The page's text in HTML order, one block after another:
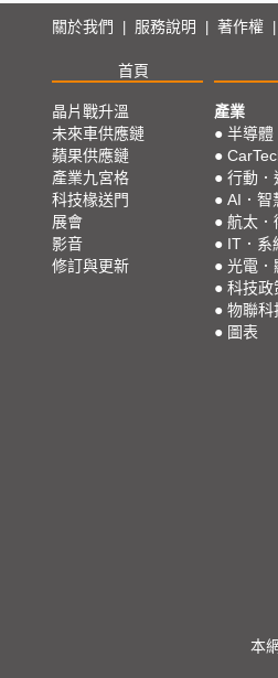
關於我們 服務說明 著作權
首頁
晶片戰升溫
未來車供應鏈
蘋果供應鏈
產業九宮格
科技椽送門
展會
影音
修訂與更新
產業
● 半導體
●
● 行動．
● AI．智
● 航太．
● IT．系
● 光電．
● 科技政
● 物聯科
● 圖表
本